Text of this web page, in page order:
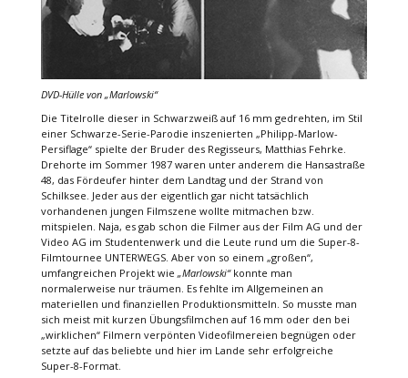
DVD-Hülle von „Marlowski“
Die Titelrolle dieser in Schwarzweiß auf 16 mm gedrehten, im Stil
einer Schwarze-Serie-Parodie inszenierten „Philipp-Marlow-
Persiflage“ spielte der Bruder des Regisseurs, Matthias Fehrke.
Drehorte im Sommer 1987 waren unter anderem die Hansastraße
48, das Fördeufer hinter dem Landtag und der Strand von
Schilksee. Jeder aus der eigentlich gar nicht tatsächlich
vorhandenen jungen Filmszene wollte mitmachen bzw.
mitspielen. Naja, es gab schon die Filmer aus der Film AG und der
Video AG im Studentenwerk und die Leute rund um die Super-8-
Filmtournee UNTERWEGS. Aber von so einem „großen“,
umfangreichen Projekt wie „Marlowski“ konnte man
normalerweise nur träumen. Es fehlte im Allgemeinen an
materiellen und finanziellen Produktionsmitteln. So musste man
sich meist mit kurzen Übungsfilmchen auf 16 mm oder den bei
„wirklichen“ Filmern verpönten Videofilmereien begnügen oder
setzte auf das beliebte und hier im Lande sehr erfolgreiche
Super-8-Format.